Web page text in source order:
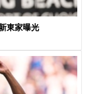
東家曝光